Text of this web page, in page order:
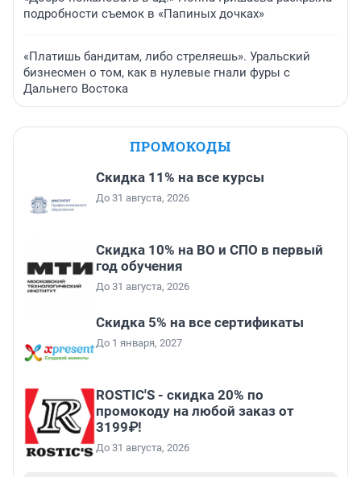
подробности съемок в «Папиных дочках»
«Платишь бандитам, либо стреляешь». Уральский
бизнесмен о том, как в нулевые гнали фуры с
Дальнего Востока
ПРОМОКОДЫ
Скидка 11% на все курсы
До 31 августа, 2026
Скидка 10% на ВО и СПО в первый
год обучения
До 31 августа, 2026
Скидка 5% на все сертификаты
До 1 января, 2027
ROSTIC'S - скидка 20% по
промокоду на любой заказ от
3199₽!
До 31 августа, 2026